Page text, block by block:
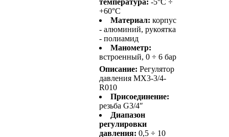
температура: -5°C ÷
+60°C
Материал: корпус
- алюминий, рукоятка
- полиамид
Манометр:
встроенный, 0 ÷ 6 бар
Описание: Регулятор
давления MX3-3/4-
R010
Присоединение:
резьба G3/4″
Диапазон
регулировки
давления: 0,5 ÷ 10